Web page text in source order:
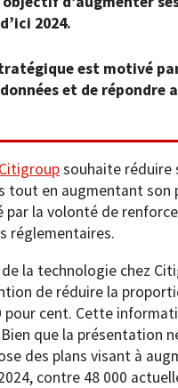
2024.
est motivé
et de répondre
souhaite réduire
tout en augmentant
la volonté de
réglementaires.
la technologie chez
de réduire la
cent. Cette
que la présentation
des plans visant à
contre 48 000